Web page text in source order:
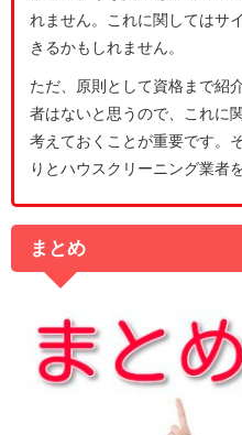
れません。これに関してはサ
きるかもしれません。
ただ、原則として資格まで紹
者はないと思うので、これに
考えておくことが重要です。
りとハウスクリーニング業者
まとめ